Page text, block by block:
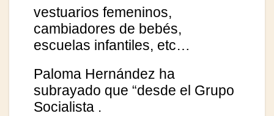
vestuarios femeninos,
cambiadores de bebés,
escuelas infantiles, etc…
Paloma Hernández ha
subrayado que “desde el Grupo
Socialista .